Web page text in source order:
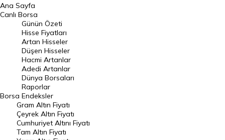
BIST 100 Hisseleri
En Çok Artan Hisseler
En Çok Düşen Hisseler
Hacmi Artanlar
Geçmiş Kapanışlar
Dünya Borsaları
Raporlar
Endeksler
Ana Sayfa
Canlı Borsa
Borsa
Günün Özeti
Hisse Fiyatları
Artan Hisseler
Düşen Hisseler
Hacmi Artanlar
Adedi Artanlar
Dünya Borsaları
Raporlar
Endeksler
Gram Altın Fiyatı
Çeyrek Altın Fiyatı
Cumhuriyet Altını Fiyatı
Tam Altın Fiyatı